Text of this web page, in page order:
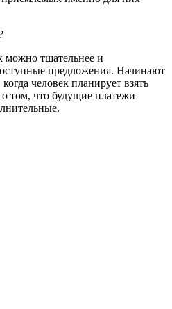
можно тщательнее и
предложения. Начинают
человек планирует взять
том, что будущие платежи